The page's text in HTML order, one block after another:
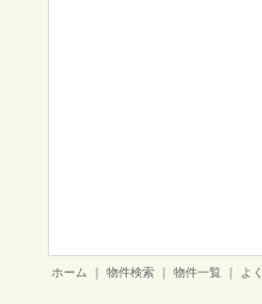
ホーム 物件検索 物件一覧 よ